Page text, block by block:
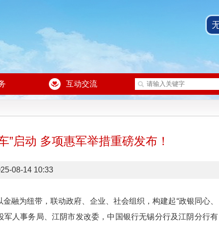
互动交流
”启动 多项惠军举措重磅发布！
08-14 10:33
融为纽带，联动政府、企业、社会组织，构建起“政银同心、
人事务局、江阴市发改委，中国银行无锡分行及江阴分行有